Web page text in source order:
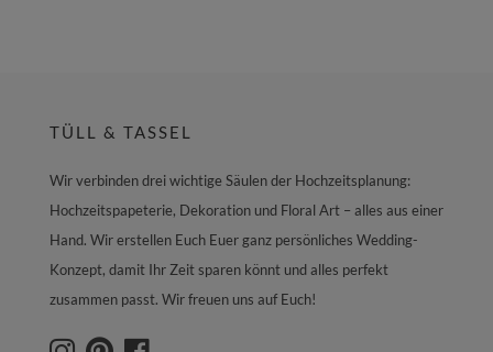
TÜLL & TASSEL
Wir verbinden drei wichtige Säulen der Hochzeitsplanung:
Hochzeitspapeterie, Dekoration und Floral Art – alles aus einer
Hand. Wir erstellen Euch Euer ganz persönliches Wedding-
Konzept, damit Ihr Zeit sparen könnt und alles perfekt
zusammen passt. Wir freuen uns auf Euch!